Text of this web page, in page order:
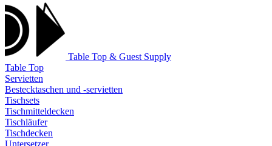
Table Top & Guest Supply
Table Top
Servietten
Bestecktaschen und -servietten
Tischsets
Tischmitteldecken
Tischläufer
Tischdecken